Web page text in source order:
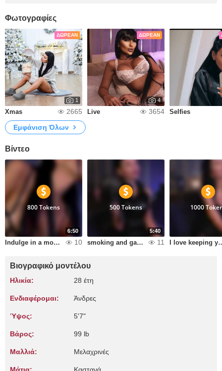
Φωτογραφίες
ΔΩΡΕΆΝ
1
Xmas 2665
ΔΩΡΕΆΝ
4
Live 3654 Selfies
Εμφάνιση Όλων
Βίντεο
6:50
800 Tokens
Indulge in a moment of luxury and seduction. Dressed in exquisite, high end lingerie, I invite you to experience a sensual journey of teasing, striptease, and provocative dance. 10
5:40
500 Tokens
smoking and gas mask 11
1000
I love keeping you in
Βιογραφικό μοντέλου
Ηλικία: 28 έτη
Ενδιαφέρομαι: Άνδρες
Ύψος: 5'7"
Βάρος: 99 lb
Μαλλιά: Μελαχρινές